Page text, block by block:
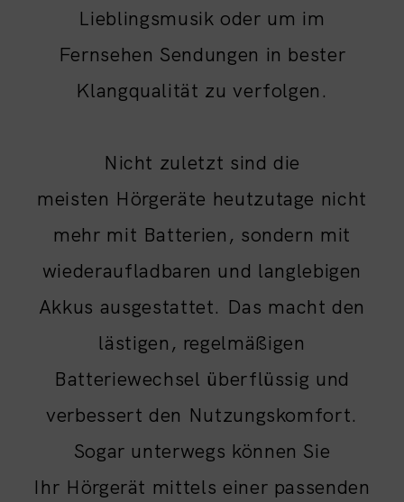
Lieblingsmusik oder um im
Fernsehen Sendungen in bester
Klangqualität zu verfolgen.
Nicht zuletzt sind die
meisten Hörgeräte heutzutage nicht
mehr mit Batterien, sondern mit
wiederaufladbaren und langlebigen
Akkus ausgestattet. Das macht den
lästigen, regelmäßigen
Batteriewechsel überflüssig und
verbessert den Nutzungskomfort.
Sogar unterwegs können Sie
Ihr Hörgerät mittels einer passenden